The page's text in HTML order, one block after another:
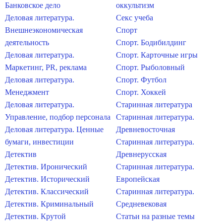
Банковское дело
Деловая литература.
Внешнеэкономическая
деятельность
Деловая литература.
Маркетинг, PR, реклама
Деловая литература.
Менеджмент
Деловая литература.
Управление, подбор персонала
Деловая литература. Ценные
бумаги, инвестиции
Детектив
Детектив. Иронический
Детектив. Исторический
Детектив. Классический
Детектив. Криминальный
Детектив. Крутой
оккультизм
Секс учеба
Спорт
Спорт. Бодибилдинг
Спорт. Карточные игры
Спорт. Рыболовный
Спорт. Футбол
Спорт. Хоккей
Старинная литература
Старинная литература.
Древневосточная
Старинная литература.
Древнерусская
Старинная литература.
Европейская
Старинная литература.
Средневековая
Статьи на разные темы